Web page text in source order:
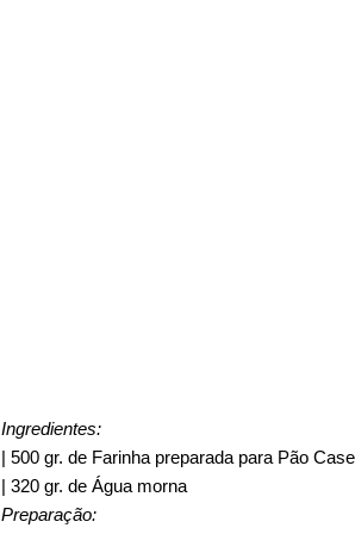
Ingredientes:
| 500 gr. de Farinha preparada para Pão
| 320 gr. de Água morna
Preparação: